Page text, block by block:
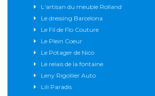
L'artisan du meuble Rolland
Le dressing Barcelona
Le Fil de Flo Couture
Le Plein Coeur
Le Potager de Nico
Le relais de la fontaine
Leny Rigollier Auto
Lili Paradis